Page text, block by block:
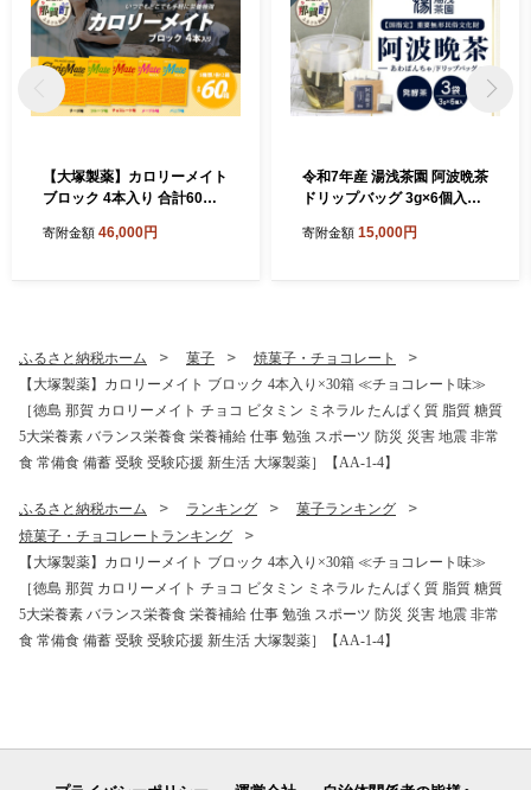
【大塚製薬】カロリーメイト
ブロック 4本入り 合計60箱 5
ロリーメイト チョコ バニラ
食 常備食 備蓄 受験 受験応援
新生活 大塚製薬】MS-2
寄附金額 46,000円
令和7年産 湯浅茶園 阿波晩茶
ドリップバッグ 3g×6個入×3
阿波晩茶 相生晩茶 番茶 国産
定】YT-2_2025
寄附金額 15,000円
ふるさと納税ホーム 菓子
焼菓子・チョコレート
【大塚製薬】カロリーメイト ブロック 4本入り×30箱 ≪チョコレート味≫
［徳島 那賀 カロリーメイト チョコ ビタミン ミネラル たんぱく質 脂質 糖質
5大栄養素 バランス栄養食 栄養補給 仕事 勉強 スポーツ 防災 災害 地震 非常
食 常備食 備蓄 受験 受験応援 新生活 大塚製薬］【AA-1-4】
ふるさと納税ホーム ランキング
菓子ランキング
焼菓子・チョコレートランキング
【大塚製薬】カロリーメイト ブロック 4本入り×30箱 ≪チョコレート味≫
［徳島 那賀 カロリーメイト チョコ ビタミン ミネラル たんぱく質 脂質 糖質
5大栄養素 バランス栄養食 栄養補給 仕事 勉強 スポーツ 防災 災害 地震 非常
食 常備食 備蓄 受験 受験応援 新生活 大塚製薬］【AA-1-4】